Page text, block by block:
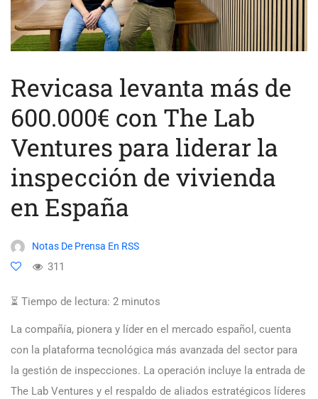
Revicasa levanta más de
600.000€ con The Lab
Ventures para liderar la
inspección de vivienda
en España
Notas De Prensa En RSS
311
⏳ Tiempo de lectura: 2 minutos
La compañía, pionera y líder en el mercado español, cuenta
con la plataforma tecnológica más avanzada del sector para
la gestión de inspecciones. La operación incluye la entrada de
The Lab Ventures y el respaldo de aliados estratégicos líderes